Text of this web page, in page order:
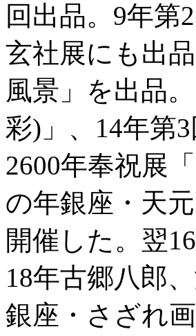
回出品。9年第
玄社展にも出
風景」を出品
彩)」、14年第
2600年奉祝展
の年銀座・天
開催した。翌
18年古郷八郎
銀座・さざれ